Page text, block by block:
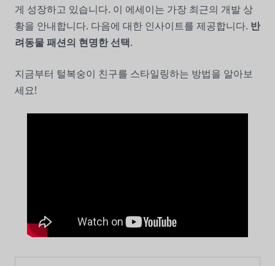
게 성장하고 있습니다. 이 에세이는 가장 최근의 개발 상
황을 안내합니다. 다음에 대한 인사이트를 제공합니다. 반
려동물 패션의 현명한 선택.
지금부터 털복숭이 친구를 스타일링하는 방법을 알아보
세요!